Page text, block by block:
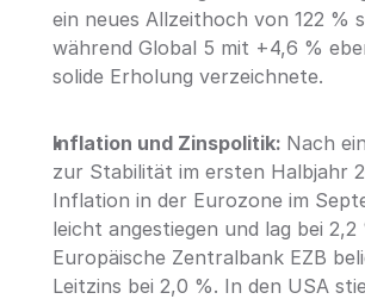
ein neues Allzeithoch von 122 %
während Global 5 mit +4,6 %
solide Erholung verzeichnete.
Inflation und Zinspolitik: Nach
zur Stabilität im ersten Halbjahr
Inflation in der Eurozone im
leicht angestiegen und lag bei 2,2
Europäische Zentralbank EZB
Leitzins bei 2,0 %. In den USA